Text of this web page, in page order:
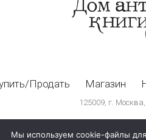
Продать Магазин
125009, г.
Мы используем cookie-файлы